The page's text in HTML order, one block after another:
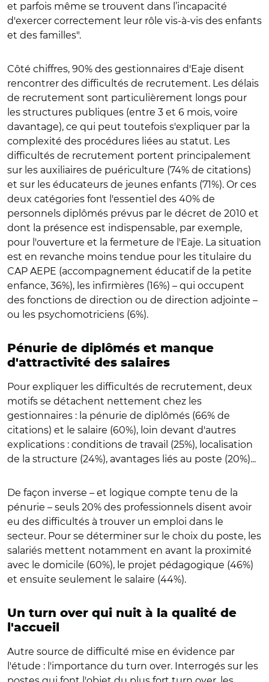
et parfois même se trouvent dans l’incapacité
d'exercer correctement leur rôle vis-à-vis des enfants
et des familles".
Côté chiffres, 90% des gestionnaires d'Eaje disent
rencontrer des difficultés de recrutement. Les délais
de recrutement sont particulièrement longs pour
les structures publiques (entre 3 et 6 mois, voire
davantage), ce qui peut toutefois s'expliquer par la
complexité des procédures liées au statut. Les
difficultés de recrutement portent principalement
sur les auxiliaires de puériculture (74% de citations)
et sur les éducateurs de jeunes enfants (71%). Or ces
deux catégories font l'essentiel des 40% de
personnels diplômés prévus par le décret de 2010 et
dont la présence est indispensable, par exemple,
pour l'ouverture et la fermeture de l'Eaje. La situation
est en revanche moins tendue pour les titulaire du
CAP AEPE (accompagnement éducatif de la petite
enfance, 36%), les infirmières (16%) – qui occupent
des fonctions de direction ou de direction adjointe –
ou les psychomotriciens (6%).
Pénurie de diplômés et manque
d'attractivité des salaires
Pour expliquer les difficultés de recrutement, deux
motifs se détachent nettement chez les
gestionnaires : la pénurie de diplômés (66% de
citations) et le salaire (60%), loin devant d'autres
explications : conditions de travail (25%), localisation
de la structure (24%), avantages liés au poste (20%)...
De façon inverse – et logique compte tenu de la
pénurie – seuls 20% des professionnels disent avoir
eu des difficultés à trouver un emploi dans le
secteur. Pour se déterminer sur le choix du poste, les
salariés mettent notamment en avant la proximité
avec le domicile (60%), le projet pédagogique (46%)
et ensuite seulement le salaire (44%).
Un turn over qui nuit à la qualité de
l'accueil
Autre source de difficulté mise en évidence par
l'étude : l'importance du turn over. Interrogés sur les